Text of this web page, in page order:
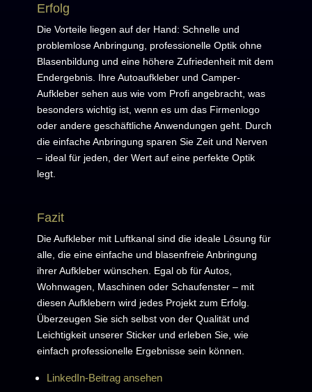
Erfolg
Die Vorteile liegen auf der Hand: Schnelle und
problemlose Anbringung, professionelle Optik ohne
Blasenbildung und eine höhere Zufriedenheit mit dem
Endergebnis. Ihre Autoaufkleber und Camper-
Aufkleber sehen aus wie vom Profi angebracht, was
besonders wichtig ist, wenn es um das Firmenlogo
oder andere geschäftliche Anwendungen geht. Durch
die einfache Anbringung sparen Sie Zeit und Nerven
– ideal für jeden, der Wert auf eine perfekte Optik
legt.
Fazit
Die Aufkleber mit Luftkanal sind die ideale Lösung für
alle, die eine einfache und blasenfreie Anbringung
ihrer Aufkleber wünschen. Egal ob für Autos,
Wohnwagen, Maschinen oder Schaufenster – mit
diesen Aufklebern wird jedes Projekt zum Erfolg.
Überzeugen Sie sich selbst von der Qualität und
Leichtigkeit unserer Sticker und erleben Sie, wie
einfach professionelle Ergebnisse sein können.
LinkedIn-Beitrag ansehen